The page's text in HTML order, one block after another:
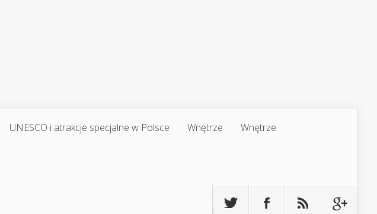
UNESCO i atrakcje specjalne w Polsce Wnętrze Wnętrze